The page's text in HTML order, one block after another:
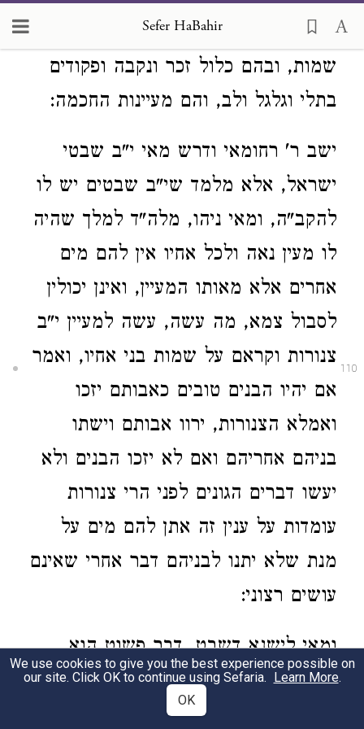
Sefer HaBahir
110
נכללים בל"ב השמים ומתחלקין לכ"ד
שמות, ובהם כלול זכר ונקבה ופקודים
בתלי וגלגל ולב, והם מעיינות החכמה:
ישב ר' רחומאי ודרש מאי י"ב שבטי
ישראל, אלא מלמד שי"ב שבטים יש לו
להקב"ה, ומאי ניהו, מלה"ד למלך שהיה
לו מעין נאה ולכל אחיו אין להם מים
אחרים אלא מאותו המעיין, ואינן יכולין
לסבול צמא, מה עשה, עשה למעיין י"ב
צנורות וקראם על שמות בני אחיו, ואמר
אם יהיו הבנים טובים כאבותם יזכו
ואמלא הצנורות, ירוו אבותם וישתו
בניהם אחריהם ואם לא יזכו הבנים ולא
יעשו דברים הגונים לפני הרי צנורות
עומדות על ענין זה אתן להם מים על
מנת שלא יתנו לבניהם דבר אחרי שאינם
עושים רצוני:
ומאי לישנא דשבט, דבר פשוט הוא
שאינו מרובע, מ"ט, דלית אפשר מרובע
בגו מרובע אחר, אלא עיגולה בגו ריבועא
We use cookies to give you the best experience possible on
our site. Click OK to continue using Sefaria. Learn More.
OK